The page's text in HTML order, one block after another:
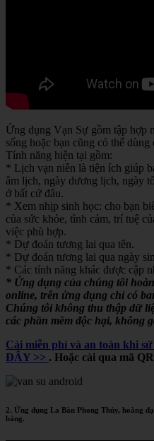
Ứng dụng Vạn Sự gồm tập hợp
sống hoặc bạn cũng có thể dùng
Tính năng hiện tại gồm:
* Lịch vạn niên là tiện ích giúp
âm lịch, ngày dương lịch, ngày
ở bất cứ đâu.
* Xem nhịp sinh học: cho bạn
của sức khỏe, tình cảm, trí tuệ
việc phù hợp.
* Dự đoán tương lai qua tên.
* Dự đoán tương lai qua ngày
* Các tính năng khác được cập
* Ứng dụng của chúng tôi
online, trên ứng dụng chỉ có
Chúng tôi không thu thập dữ
các phần mềm độc hại, không
Cài miễn phí và an toàn khi
ĐÂY >> . Hoặc cài qua mã
2. Ứng dụng La Bàn Phong Thủy, hoàng
bảng.